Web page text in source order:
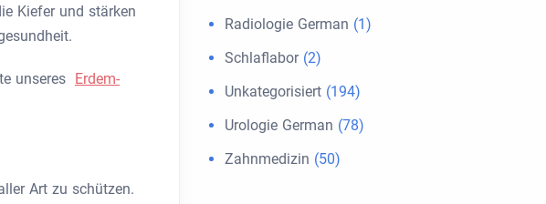
Kiefer und stärken
unseres
Erdem-
Art zu schützen.
Radiologie German (1)
Schlaflabor(2)
Unkategorisiert (194)
Urologie German (78)
Zahnmedizin (50)